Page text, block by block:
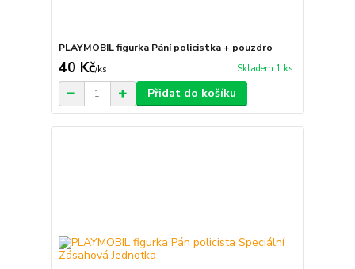
PLAYMOBIL figurka Pání policistka + pouzdro
40 Kč/ks Skladem 1 ks
Přidat do košíku